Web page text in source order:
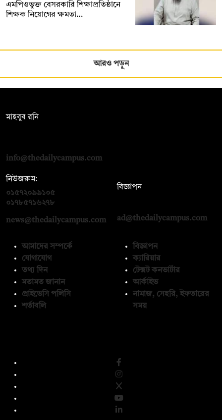
এমপিওভুক্ত বেসরকারি শিক্ষাপ্রতিষ্ঠানে
শিক্ষক নিয়োগের ক্ষমতা…
আরও পড়ুন
মাহবুব রনি
info@thedailycampus.com
নিউজরুম:
০১৫৭২০৯৯১০৫
০১৭৮৫৭১৬২৭৮
news@thedailycampus.com
বিজ্ঞাপন
ad@thedailycampus.com
আমাদের সম্পর্কে
যোগাযোগ
তথ্য দিন
মতামত জানান
প্রাইভেসি পলিসি
শর্তাবলি
বিজ্ঞাপন
ক্যারিয়ার
টেক্সট কনভার্টার
আর্কাইভ
নামাজ, সেহরি, ইফতারের
সময়